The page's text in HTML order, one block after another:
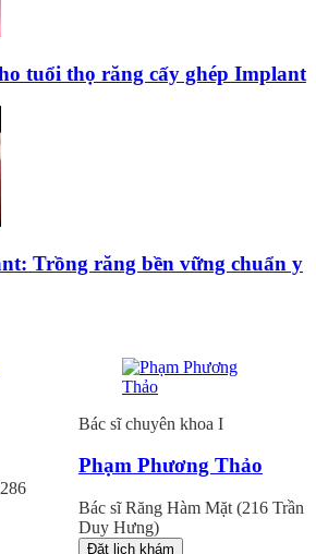
tuổi thọ răng cấy ghép Implant
Trồng răng bền vững chuẩn y
Bác sĩ chuyên khoa I
Phạm Phương Thảo
Bác sĩ Răng Hàm Mặt (216 Trần
Duy Hưng)
Đặt lịch khám